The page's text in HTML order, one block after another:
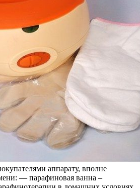
аппарату, вполне
— парафиновая ванна –